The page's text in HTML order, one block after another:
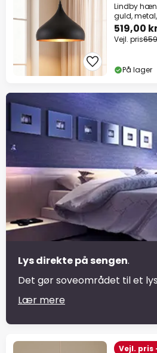
Lindby
guld, metal,
519,00
Vejl. pris
På lager
Lys direkte på sengen.
Det gør soveområdet til et
Lær mere
Vejl. pris